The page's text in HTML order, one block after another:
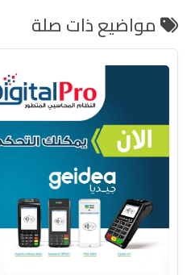
مواضيع ذات صلة